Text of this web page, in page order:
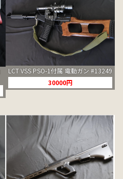
LCT VSS PSO-1付属 電動ガン #13249
30000円